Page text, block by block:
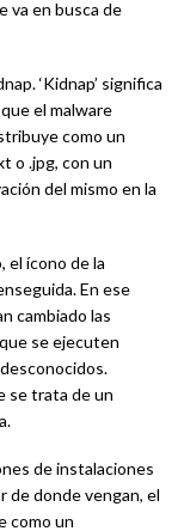
va en busca de
‘Kidnap’ significa
el malware
como un
o .jpg, con un
del mismo en la
el ícono de la
En ese
cambiado las
se ejecuten
se trata de un
de instalaciones
de donde vengan, el
como un